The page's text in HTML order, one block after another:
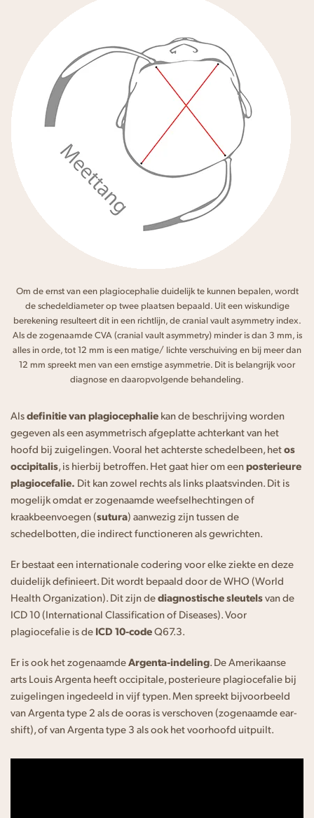
Om de ernst van een plagiocephalie duidelijk te kunnen bepalen, wordt
de schedeldiameter op twee plaatsen bepaald. Uit een wiskundige
berekening resulteert dit in een richtlijn, de cranial vault asymmetry index.
Als de zogenaamde CVA (cranial vault asymmetry) minder is dan 3 mm, is
alles in orde, tot 12 mm is een matige/ lichte verschuiving en bij meer dan
12 mm spreekt men van een ernstige asymmetrie. Dit is belangrijk voor
diagnose en daaropvolgende behandeling.
Alsdefinitie van plagiocephalie kan de beschrijving worden
gegeven als een asymmetrisch afgeplatte achterkant van het
hoofd bij zuigelingen. Vooral het achterste schedelbeen, hetos
occipitalis, is hierbij betroffen. Het gaat hier om eenposterieure
plagiocefalie. Dit kan zowel rechts als links plaatsvinden. Dit is
mogelijk omdat er zogenaamde weefselhechtingen of
kraakbeenvoegen (sutura) aanwezig zijn tussen de
schedelbotten, die indirect functioneren als gewrichten.
Er bestaat een internationale codering voor elke ziekte en deze
duidelijk definieert. Dit wordt bepaald door de WHO (World
Health Organization). Dit zijn dediagnostische sleutelsvan de
ICD 10 (International Classification of Diseases). Voor
plagiocefalie is de ICD 10-codeQ67.3.
Er is ook het zogenaamdeArgenta-indeling. De Amerikaanse
arts Louis Argenta heeft occipitale, posterieure plagiocefalie bij
zuigelingen ingedeeld in vijf typen. Men spreekt bijvoorbeeld
van Argenta type 2 als de ooras is verschoven (zogenaamde ear-
shift), of van Argenta type 3 als ook het voorhoofd uitpuilt.